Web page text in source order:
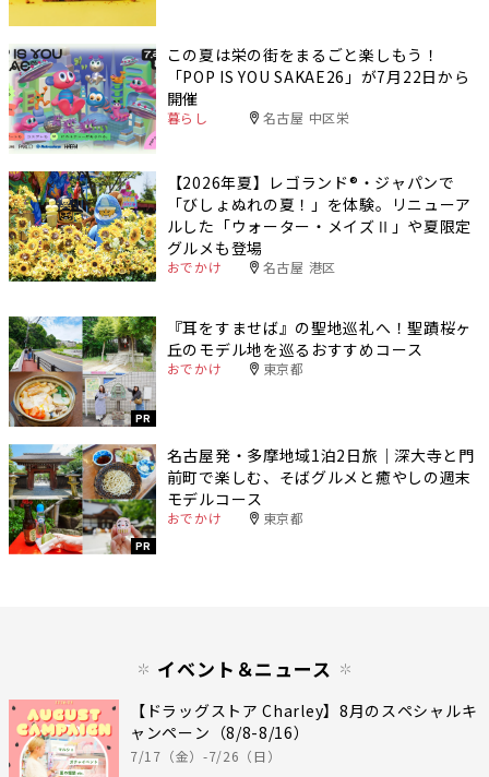
この夏は栄の街をまるごと楽しもう！
「POP IS YOU SAKAE26」が7月22日から
開催
暮らし 名古屋 中区栄
【2026年夏】レゴランド®・ジャパンで
「びしょぬれの夏！」を体験。リニューア
ルした「ウォーター・メイズⅡ」や夏限定
グルメも登場
おでかけ 名古屋 港区
PR
『耳をすませば』の聖地巡礼へ！聖蹟桜ヶ
丘のモデル地を巡るおすすめコース
おでかけ 東京都
PR
名古屋発・多摩地域1泊2日旅｜深大寺と門
前町で楽しむ、そばグルメと癒やしの週末
モデルコース
おでかけ 東京都
イベント＆ニュース
【ドラッグストア Charley】8月のスペシャルキ
ャンペーン（8/8-8/16）
7/17（金）-7/26（日）